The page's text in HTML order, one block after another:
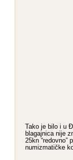
Tako je bilo i u
blagajnica nije
25kn “redovno”
numizmatičke